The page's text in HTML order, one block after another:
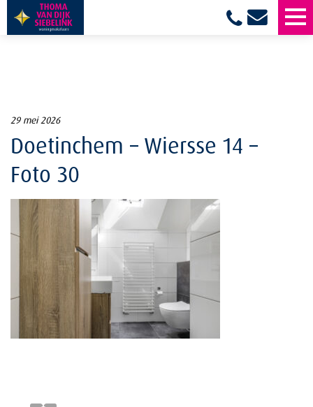
29 mei 2026
Doetinchem – Wiersse 14 –
Foto 30